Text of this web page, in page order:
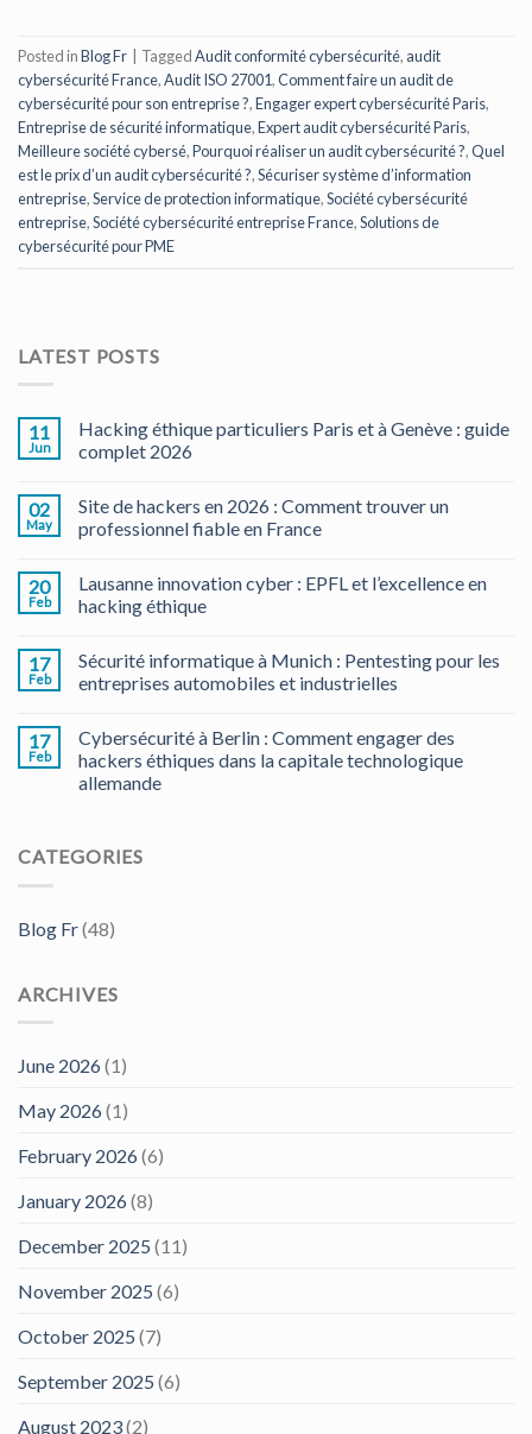
Posted inBlog Fr TaggedAudit conformité cybersécurité, audit
cybersécurité France,Audit ISO 27001,Comment faire un audit de
cybersécurité pour son entreprise ?,Engager expert cybersécurité Paris,
Entreprise de sécurité informatique,Expert audit cybersécurité Paris,
Meilleure société cybersé,Pourquoi réaliser un audit cybersécurité ?,Quel
est le prix d’un audit cybersécurité ?,Sécuriser système d’information
entreprise,Service de protection informatique,Société cybersécurité
entreprise,Société cybersécurité entreprise France,Solutions de
cybersécurité pour PME
LATEST POSTS
11
Jun
Hacking éthique particuliers Paris et à Genève : guide
complet 2026
02
May
Site de hackers en 2026 : Comment trouver un
professionnel fiable en France
20
Feb
Lausanne innovation cyber : EPFL et l’excellence en
hacking éthique
17
Feb
Sécurité informatique à Munich : Pentesting pour les
entreprises automobiles et industrielles
17
Feb
Cybersécurité à Berlin : Comment engager des
hackers éthiques dans la capitale technologique
allemande
CATEGORIES
Blog Fr(48)
ARCHIVES
June 2026(1)
May 2026(1)
February 2026(6)
January 2026(8)
December 2025 (11)
November 2025 (6)
October 2025 (7)
September 2025 (6)
August 2023(2)